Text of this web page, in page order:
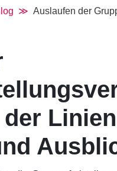
Auslaufen der